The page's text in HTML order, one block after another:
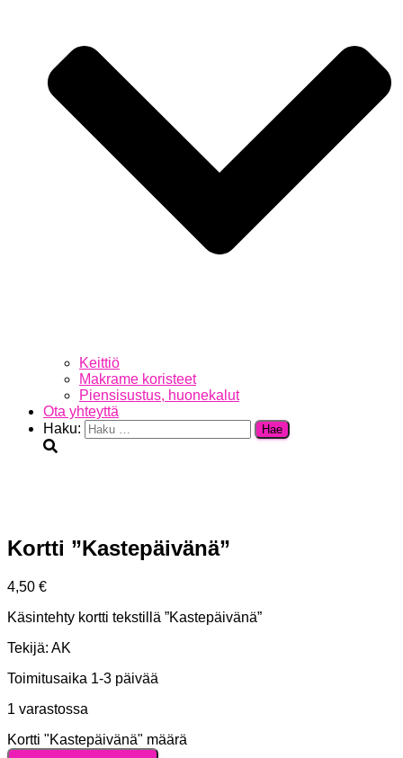
Keittiö
Makrame koristeet
Piensisustus, huonekalut
Ota yhteyttä
Haku:
Kortti ”Kastepäivänä”
4,50 €
Käsintehty kortti tekstillä ”Kastepäivänä”
Tekijä: AK
Toimitusaika 1-3 päivää
1 varastossa
Kortti "Kastepäivänä" määrä